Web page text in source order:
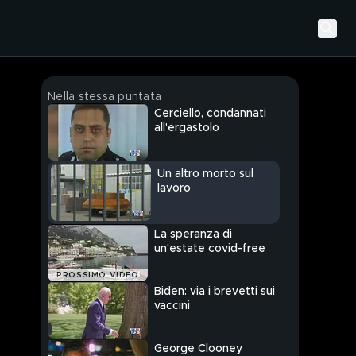
Nella stessa puntata
Cerciello, condannati
all'ergastolo
Un altro morto sul
lavoro
PROSSIMO VIDEO
La speranza di
un'estate covid-free
Biden: via i brevetti sui
vaccini
George Clooney